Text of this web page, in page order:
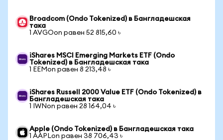
Broadcom (Ondo Tokenized) в Бангладешская
така
1 AVGOon равен 52 815,60 ৳
iShares MSCI Emerging Markets ETF (Ondo
Tokenized) в Бангладешская така
1 EEMon равен 8 213,48 ৳
iShares Russell 2000 Value ETF (Ondo Tokenized) в
Бангладешская така
1 IWNon равен 28 164,04 ৳
Apple (Ondo Tokenized) в Бангладешская така
1 AAPLon равен 38 706,43 ৳